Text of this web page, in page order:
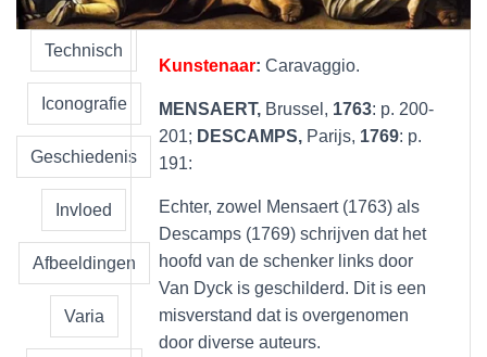
Technisch
Iconografie
Geschiedenis
Invloed
Afbeeldingen
Varia
Kunstenaar: Caravaggio.
MENSAERT, Brussel, 1763: p. 200-
201; DESCAMPS, Parijs, 1769: p.
191:
Echter, zowel Mensaert (1763) als
Descamps (1769) schrijven dat het
hoofd van de schenker links door
Van Dyck is geschilderd. Dit is een
misverstand dat is overgenomen
door diverse auteurs.